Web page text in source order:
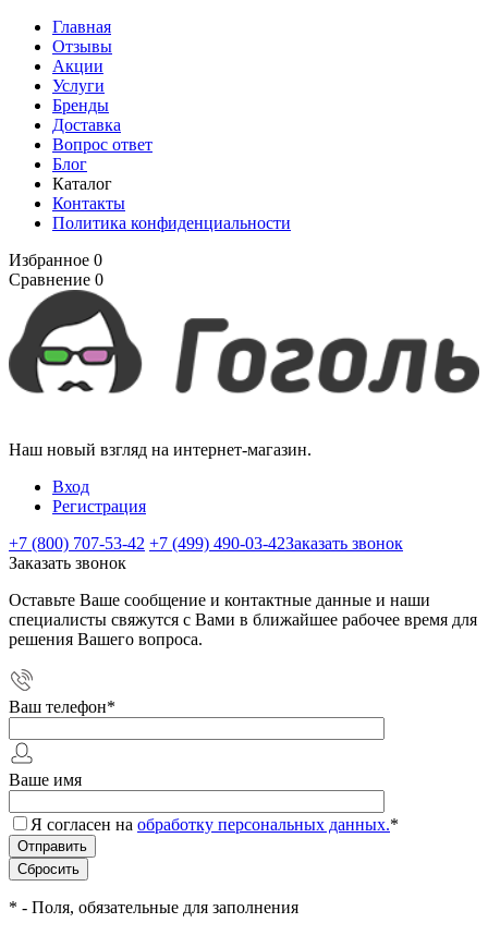
Главная
Отзывы
Акции
Услуги
Бренды
Доставка
Вопрос ответ
Блог
Каталог
Контакты
Политика конфиденциальности
Избранное 0
Сравнение 0
Наш новый взгляд на интернет-магазин.
Вход
Регистрация
+7 (800) 707-53-42 +7 (499) 490-03-42Заказать звонок
Заказать звонок
Оставьте Ваше сообщение и контактные данные и наши
специалисты свяжутся с Вами в ближайшее рабочее время для
решения Вашего вопроса.
Ваш телефон*
Ваше имя
Я согласен на обработку персональных данных.*
* - Поля, обязательные для заполнения